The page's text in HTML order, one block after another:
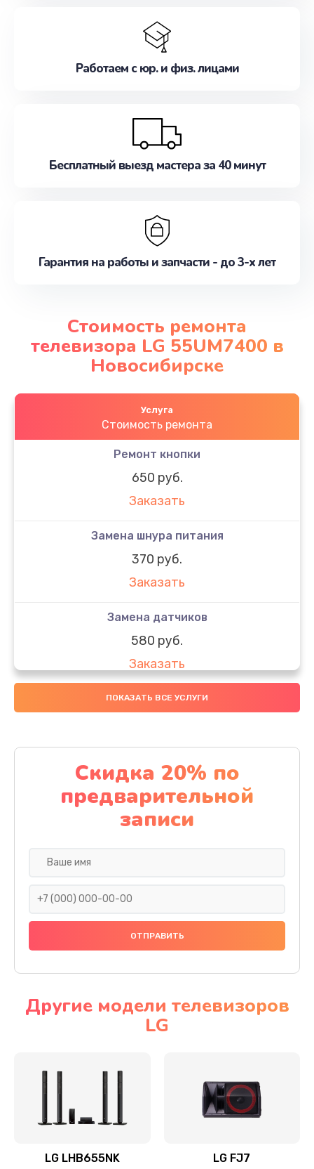
Работаем с юр. и физ. лицами
Бесплатный выезд мастера за 40 минут
Гарантия на работы и запчасти - до 3-х лет
Стоимость ремонта
телевизора LG 55UM7400 в
Новосибирске
Услуга
Стоимость ремонта
Ремонт кнопки
650 руб.
Заказать
Замена шнура питания
370 руб.
Заказать
Замена датчиков
580 руб.
Заказать
Комплексная чистка
Заказать
Замена дисплея (экрана)
2000 руб.
Заказать
Ремонт платы электроники
Прошивка
Ремонт механики привода
Ремонт / замена кнопок, клавиш, индикаторов,
ПОКАЗАТЬ ВСЕ УСЛУГИ
Скидка 20% по
предварительной
записи
Другие модели телевизоров
LG
LG LHB655NK LG FJ7